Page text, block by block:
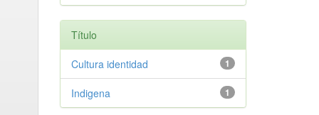
Título
1
Cultura identidad
1
Indigena